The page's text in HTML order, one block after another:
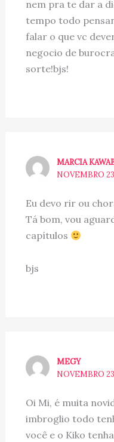
nem pra te dar a
tempo todo
falar o que vc
negocio de
sorte!bjs!
MARCIA
NOVEMBRO
Eu devo rir ou
Tá bom, vou
capítulos
bjs
MEGY
NOVEMBRO
Oi Mi, é muita
imbroglio todo
você e o Kiko